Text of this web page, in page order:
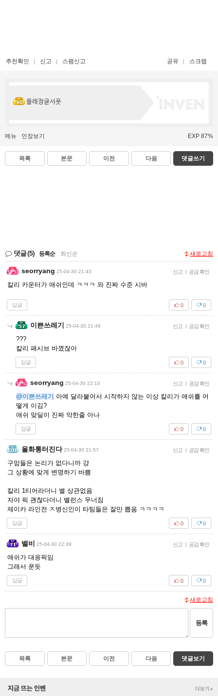
추천확인 신고 스팸신고 공유 스크랩
플레정글서폿
메뉴 인장보기 EXP 87%
목록 본문 이전 다음 댓글쓰기
댓글(5) 등록순 최신순 새로고침
seorryang 25-04-30 21:43 신고 | 공감 확인
칼리 카운터가 애쉬인데 ㅋㅋㅋ 와 진짜 수준 시바
답글 0
0
이쁜쓰레기 25-04-30 21:49 신고 | 공감 확인
???
칼리 패시브 바꼈잖아
답글 0
0
seorryang 25-04-30 22:10 신고 | 공감 확인
@이쁜쓰레기 아예 달라붙어서 시작하지 않는 이상 칼리가 애쉬를 어
떻게 이김?
애쉬 맞딜이 진짜 약한줄 아나
답글 0
0
울화통터진다 25-04-30 21:57 신고 | 공감 확인
구맘들은 논리가 없다니까 걍
그 상황에 맞게 변명하기 바쁨
칼리 1티어라더니 별 상관없음
자야 픽 괜찮다더니 밸런스 무너짐
제이카 라인전 ㅈ병신인이 타팀들은 잘만 뽑음 ㅋㅋㅋㅋ
답글 0
0
밸비 25-04-30 22:39 신고 | 공감 확인
애쉬가 대응픽임
그래서 푼듯
답글 0
0
새로고침
등록
목록 본문 이전 다음 댓글보기
지금 뜨는 인벤 더보기+